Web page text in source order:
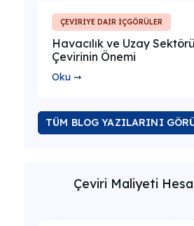
ÇEVİRİYE DAİR İÇGÖRÜLER
Havacılık ve Uzay
Çevirinin Önemi
Oku ➞
TÜM BLOG YAZILARINI
Çeviri Maliyeti